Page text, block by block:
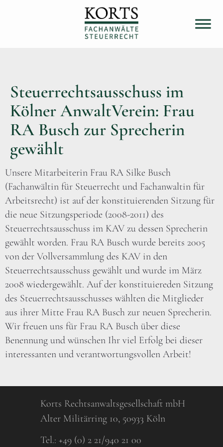
Steuerrechtsausschuss im
Kölner AnwaltVerein: Frau
RA Busch zur Sprecherin
gewählt
Unsere Mitarbeiterin Frau RA Silke Busch
(Fachanwältin für Steuerrecht und Fachanwaltin für
Arbeitsrecht) ist auf der konstituierenden Sitzung für
die neue Sitzungsperiode (2008-2011) des
Steuerrechtsausschuss im KAV zu dessen Sprecherin
gewählt worden. Frau RA Busch wurde bereits 2005
von der Vollversammlung des KAV in den
Steuerrechtsausschuss gewählt und wurde im März
2008 wiedergewählt. Auf der konstituiereden Sitzung
des Steuerrechtsausschusses wählten die Mitglieder
aus ihrer Mitte Frau RA Busch zur neuen Sprecherin.
Wir freuen uns für Frau RA Busch über diese
Benennung und wünschen Ihr viel Erfolg bei dieser
interessanten und verantwortungsvollen Arbeit!
Korts Rechtsanwaltsgesellschaft mbH
Alter Militärring 10, 50933 Köln
Tel.: +49 (0) 2 21/940 21 00